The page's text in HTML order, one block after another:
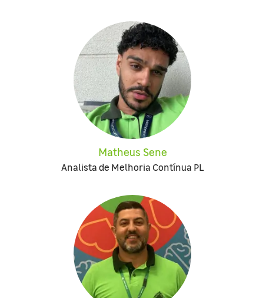
Matheus Sene
Analista de Melhoria Contínua PL